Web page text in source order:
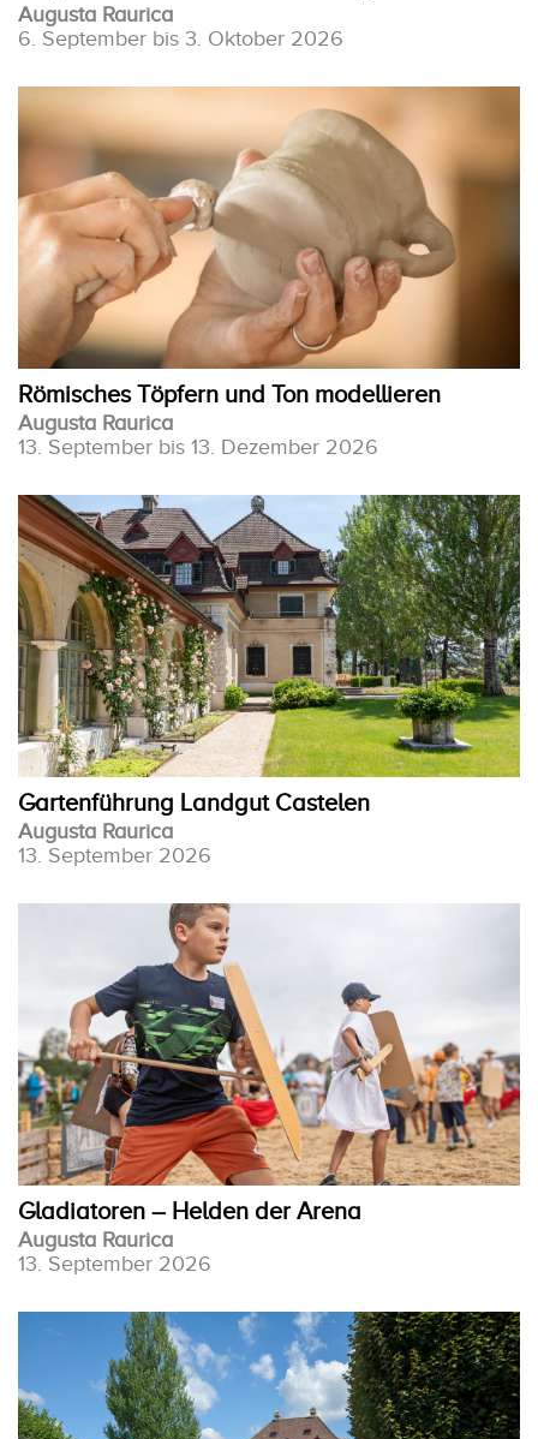
Augusta Raurica
6. September bis 3. Oktober 2026
Römisches Töpfern und Ton modellieren
Augusta Raurica
13. September bis 13. Dezember 2026
Gartenführung Landgut Castelen
Augusta Raurica
13. September 2026
Gladiatoren – Helden der Arena
Augusta Raurica
13. September 2026